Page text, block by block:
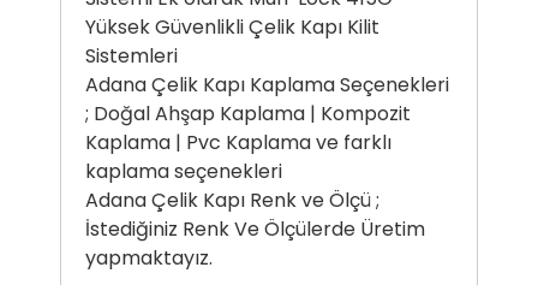
Yüksek Güvenlikli Çelik Kapı Kilit
Sistemleri
Adana Çelik Kapı Kaplama Seçenekleri
; Doğal Ahşap Kaplama | Kompozit
Kaplama | Pvc Kaplama ve farklı
kaplama seçenekleri
Adana Çelik Kapı Renk ve Ölçü ;
İstediğiniz Renk Ve Ölçülerde Üretim
yapmaktayız.